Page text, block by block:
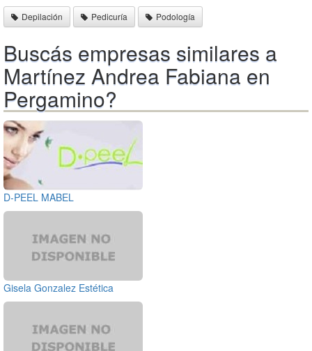
Depilación Pedicuría Podología
Buscás empresas similares a
Martínez Andrea Fabiana en
Pergamino?
D-PEEL MABEL
Gisela Gonzalez Estética